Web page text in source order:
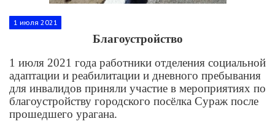
1 июля 2021
Благоустройство
1 июля 2021 года работники отделения социальной
адаптации и реабилитации и дневного пребывания
для инвалидов приняли участие в мероприятиях по
благоустройству городского посёлка Сураж после
прошедшего урагана.